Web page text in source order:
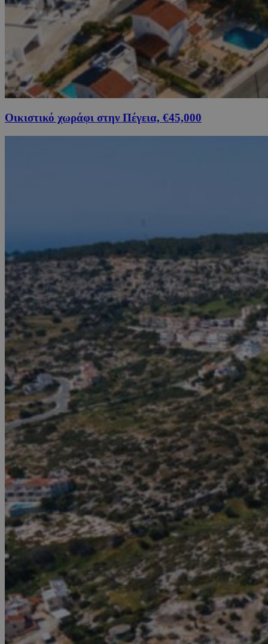
Οικιστικό χωράφι στην Πέγεια, €45,000